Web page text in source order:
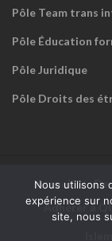
Pôle Team trans
Pôle Éducation
Pôle Juridique
Pôle Droits des
Accueil
Adhérer à
Nous utilisons
expérience sur
site, nous